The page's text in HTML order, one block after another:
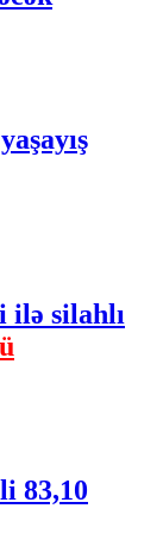
ilə silahlı
83,10